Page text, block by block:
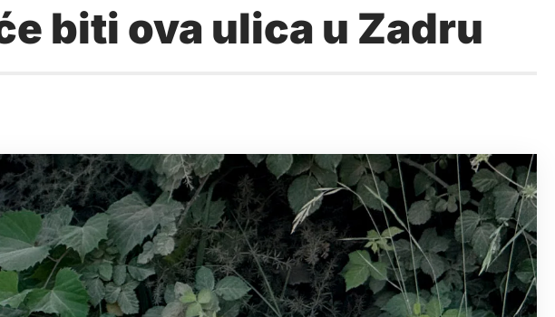
biti ova ulica u Zadru